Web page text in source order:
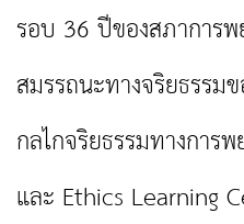
รอบ 36 ปีของสภาการ
สมรรถนะทางจริยธรร
กลไกจริยธรรมทางการ
และ Ethics Learning